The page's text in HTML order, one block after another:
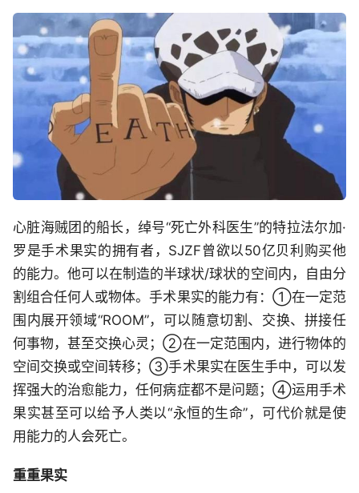
心脏海贼团的船长，绰号“死亡外科医生”的特拉法尔加·
罗是手术果实的拥有者，SJZF曾欲以50亿贝利购买他
的能力。他可以在制造的半球状/球状的空间内，自由分
割组合任何人或物体。手术果实的能力有：①在一定范
围内展开领域“ROOM”，可以随意切割、交换、拼接任
何事物，甚至交换心灵；②在一定范围内，进行物体的
空间交换或空间转移；③手术果实在医生手中，可以发
挥强大的治愈能力，任何病症都不是问题；④运用手术
果实甚至可以给予人类以“永恒的生命”，可代价就是使
用能力的人会死亡。
重重果实